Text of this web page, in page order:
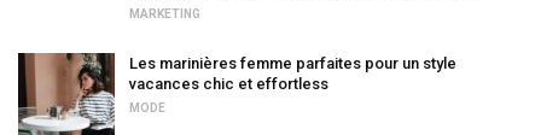
MARKETING
Les marinières femme parfaites pour un style
vacances chic et effortless
MODE